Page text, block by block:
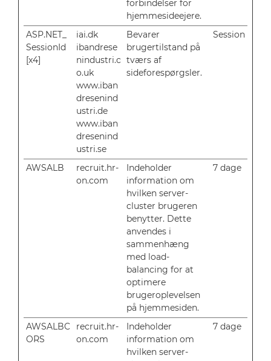
forbindelser for
hjemmesideejere.
ASP.NET_
SessionId
[x4]
iai.dk
ibandrese
nindustri.c
o.uk
www.iban
dresenind
ustri.de
www.iban
dresenind
ustri.se
Bevarer
brugertilstand på
tværs af
sideforespørgsler.
Session
AWSALB
recruit.hr-
on.com
Indeholder
information om
hvilken server-
cluster brugeren
benytter. Dette
anvendes i
sammenhæng
med load-
balancing for at
optimere
brugeroplevelsen
på hjemmesiden.
7 dage
AWSALBC
ORS
recruit.hr-
on.com
Indeholder
information om
hvilken server-
7 dage